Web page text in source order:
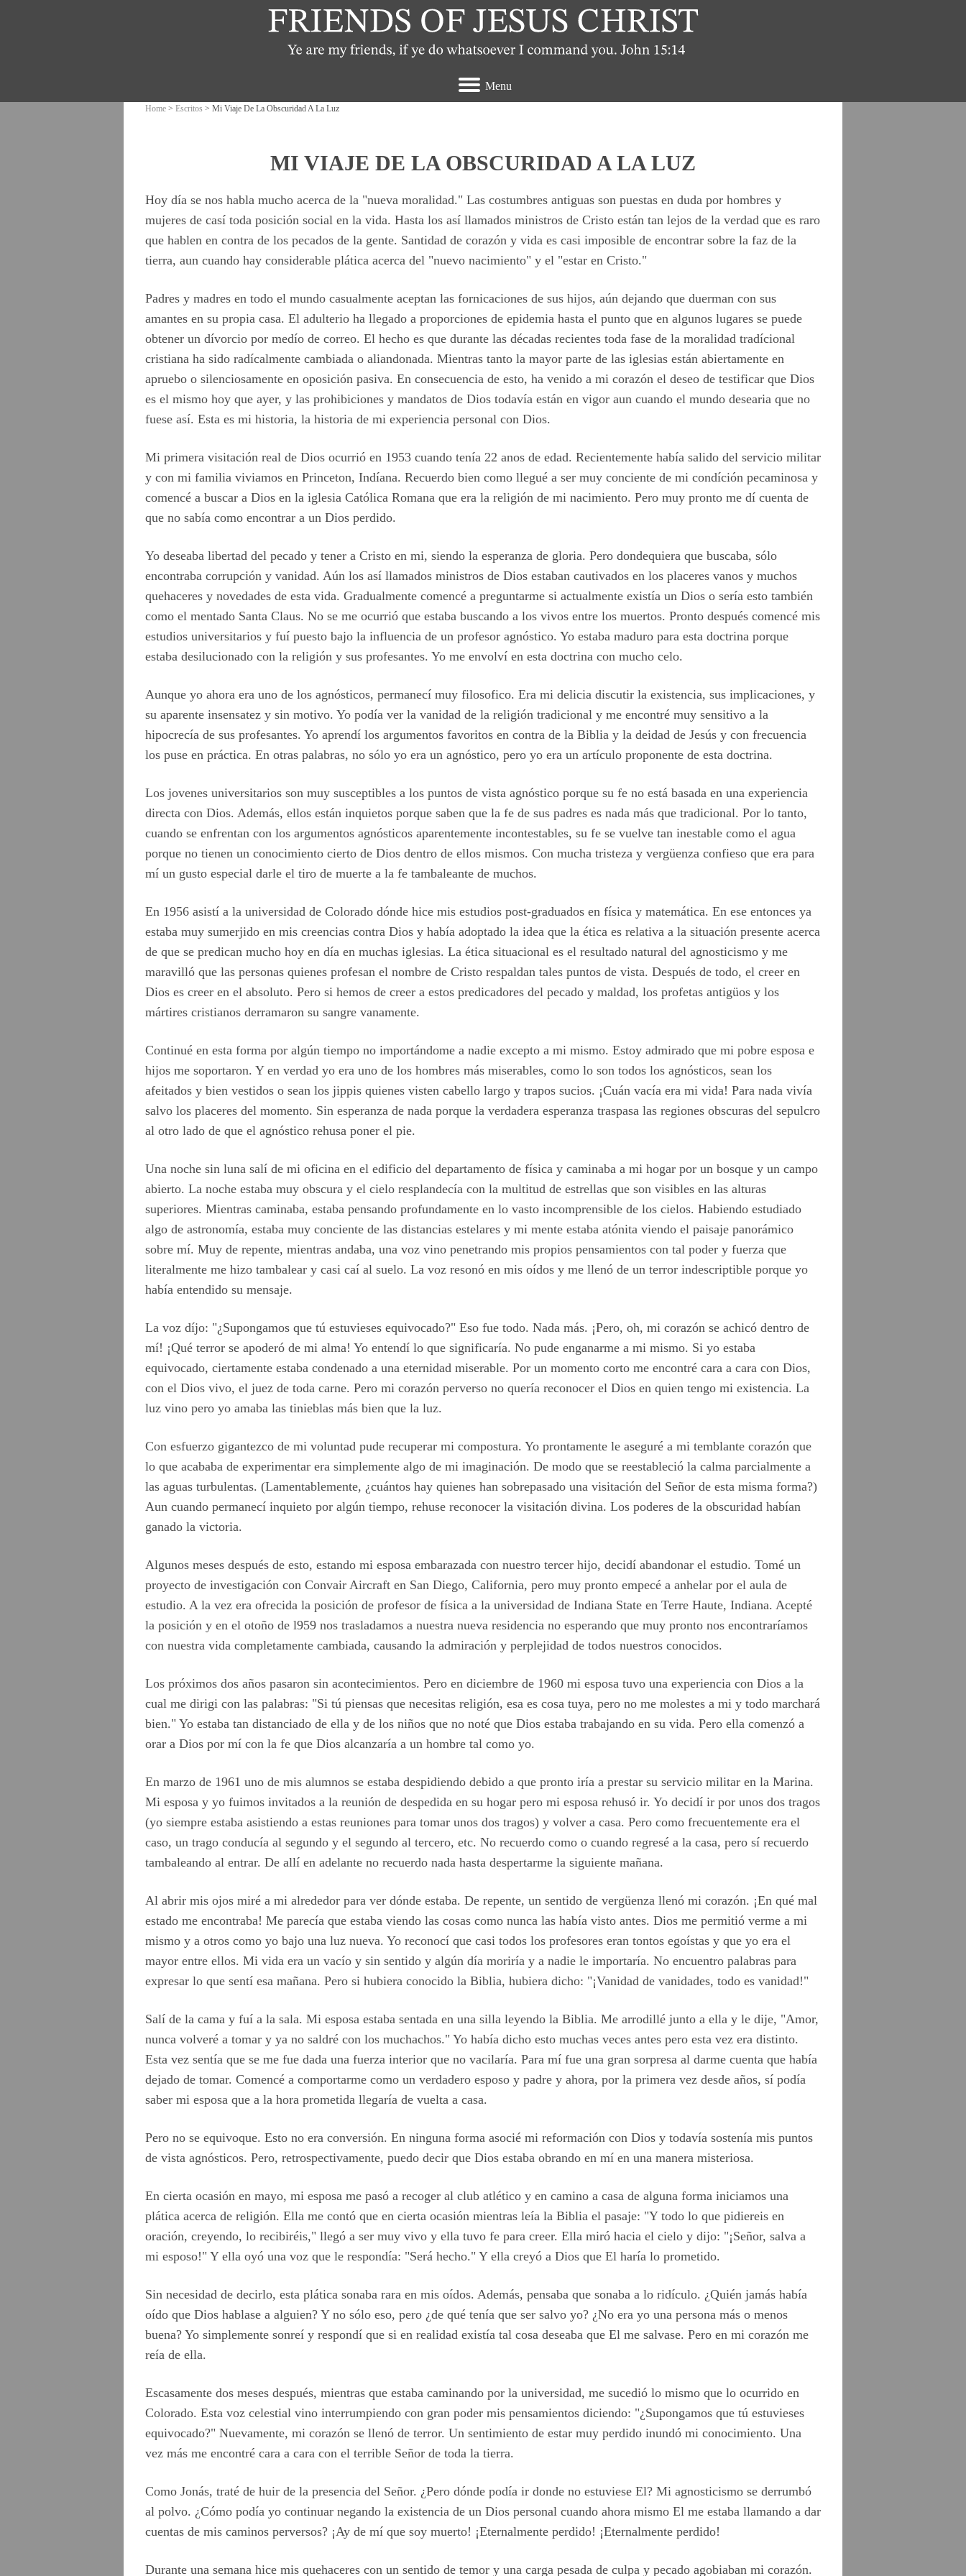
Menu
Home > Escritos > Mi Viaje De La Obscuridad A La Luz
MI VIAJE DE LA OBSCURIDAD A LA LUZ
Hoy día se nos habla mucho acerca de la "nueva moralidad." Las costumbres antiguas son puestas en duda por hombres y
mujeres de casí toda posición social en la vida. Hasta los así llamados ministros de Cristo están tan lejos de la verdad que es raro
que hablen en contra de los pecados de la gente. Santidad de corazón y vida es casi imposible de encontrar sobre la faz de la
tierra, aun cuando hay considerable plática acerca del "nuevo nacimiento" y el "estar en Cristo."
Padres y madres en todo el mundo casualmente aceptan las fornicaciones de sus hijos, aún dejando que duerman con sus
amantes en su propia casa. El adulterio ha llegado a proporciones de epidemia hasta el punto que en algunos lugares se puede
obtener un dívorcio por medío de correo. El hecho es que durante las décadas recientes toda fase de la moralidad tradícional
cristiana ha sido radícalmente cambiada o aliandonada. Mientras tanto la mayor parte de las iglesias están abiertamente en
apruebo o silenciosamente en oposición pasiva. En consecuencia de esto, ha venido a mi corazón el deseo de testificar que Dios
es el mismo hoy que ayer, y las prohibiciones y mandatos de Dios todavía están en vigor aun cuando el mundo desearia que no
fuese así. Esta es mi historia, la historia de mi experiencia personal con Dios.
Mi primera visitación real de Dios ocurrió en 1953 cuando tenía 22 anos de edad. Recientemente había salido del servicio militar
y con mi familia viviamos en Princeton, Indíana. Recuerdo bien como llegué a ser muy conciente de mi condíción pecaminosa y
comencé a buscar a Dios en la iglesia Católica Romana que era la religión de mi nacimiento. Pero muy pronto me dí cuenta de
que no sabía como encontrar a un Dios perdido.
Yo deseaba libertad del pecado y tener a Cristo en mi, siendo la esperanza de gloria. Pero dondequiera que buscaba, sólo
encontraba corrupción y vanidad. Aún los así llamados ministros de Dios estaban cautivados en los placeres vanos y muchos
quehaceres y novedades de esta vida. Gradualmente comencé a preguntarme si actualmente existía un Dios o sería esto también
como el mentado Santa Claus. No se me ocurrió que estaba buscando a los vivos entre los muertos. Pronto después comencé mis
estudios universitarios y fuí puesto bajo la influencia de un profesor agnóstico. Yo estaba maduro para esta doctrina porque
estaba desilucionado con la religión y sus profesantes. Yo me envolví en esta doctrina con mucho celo.
Aunque yo ahora era uno de los agnósticos, permanecí muy filosofico. Era mi delicia discutir la existencia, sus implicaciones, y
su aparente insensatez y sin motivo. Yo podía ver la vanidad de la religión tradicional y me encontré muy sensitivo a la
hipocrecía de sus profesantes. Yo aprendí los argumentos favoritos en contra de la Biblia y la deidad de Jesús y con frecuencia
los puse en práctica. En otras palabras, no sólo yo era un agnóstico, pero yo era un artículo proponente de esta doctrina.
Los jovenes universitarios son muy susceptibles a los puntos de vista agnóstico porque su fe no está basada en una experiencia
directa con Dios. Además, ellos están inquietos porque saben que la fe de sus padres es nada más que tradicional. Por lo tanto,
cuando se enfrentan con los argumentos agnósticos aparentemente incontestables, su fe se vuelve tan inestable como el agua
porque no tienen un conocimiento cierto de Dios dentro de ellos mismos. Con mucha tristeza y vergüenza confieso que era para
mí un gusto especial darle el tiro de muerte a la fe tambaleante de muchos.
En 1956 asistí a la universidad de Colorado dónde hice mis estudios post-graduados en física y matemática. En ese entonces ya
estaba muy sumerjido en mis creencias contra Dios y había adoptado la idea que la ética es relativa a la situación presente acerca
de que se predican mucho hoy en día en muchas iglesias. La ética situacional es el resultado natural del agnosticismo y me
maravilló que las personas quienes profesan el nombre de Cristo respaldan tales puntos de vista. Después de todo, el creer en
Dios es creer en el absoluto. Pero si hemos de creer a estos predicadores del pecado y maldad, los profetas antigüos y los
mártires cristianos derramaron su sangre vanamente.
Continué en esta forma por algún tiempo no importándome a nadie excepto a mi mismo. Estoy admirado que mi pobre esposa e
hijos me soportaron. Y en verdad yo era uno de los hombres más miserables, como lo son todos los agnósticos, sean los
afeitados y bien vestidos o sean los jippis quienes visten cabello largo y trapos sucios. ¡Cuán vacía era mi vida! Para nada vivía
salvo los placeres del momento. Sin esperanza de nada porque la verdadera esperanza traspasa las regiones obscuras del sepulcro
al otro lado de que el agnóstico rehusa poner el pie.
Una noche sin luna salí de mi oficina en el edificio del departamento de física y caminaba a mi hogar por un bosque y un campo
abierto. La noche estaba muy obscura y el cielo resplandecía con la multitud de estrellas que son visibles en las alturas
superiores. Mientras caminaba, estaba pensando profundamente en lo vasto incomprensible de los cielos. Habiendo estudiado
algo de astronomía, estaba muy conciente de las distancias estelares y mi mente estaba atónita viendo el paisaje panorámico
sobre mí. Muy de repente, mientras andaba, una voz vino penetrando mis propios pensamientos con tal poder y fuerza que
literalmente me hizo tambalear y casi caí al suelo. La voz resonó en mis oídos y me llenó de un terror indescriptible porque yo
había entendido su mensaje.
La voz díjo: "¿Supongamos que tú estuvieses equivocado?" Eso fue todo. Nada más. ¡Pero, oh, mi corazón se achicó dentro de
mí! ¡Qué terror se apoderó de mi alma! Yo entendí lo que significaría. No pude enganarme a mi mismo. Si yo estaba
equivocado, ciertamente estaba condenado a una eternidad miserable. Por un momento corto me encontré cara a cara con Dios,
con el Dios vivo, el juez de toda carne. Pero mi corazón perverso no quería reconocer el Dios en quien tengo mi existencia. La
luz vino pero yo amaba las tinieblas más bien que la luz.
Con esfuerzo gigantezco de mi voluntad pude recuperar mi compostura. Yo prontamente le aseguré a mi temblante corazón que
lo que acababa de experimentar era simplemente algo de mi imaginación. De modo que se reestableció la calma parcialmente a
las aguas turbulentas. (Lamentablemente, ¿cuántos hay quienes han sobrepasado una visitación del Señor de esta misma forma?)
Aun cuando permanecí inquieto por algún tiempo, rehuse reconocer la visitación divina. Los poderes de la obscuridad habían
ganado la victoria.
Algunos meses después de esto, estando mi esposa embarazada con nuestro tercer hijo, decidí abandonar el estudio. Tomé un
proyecto de investigación con Convair Aircraft en San Diego, California, pero muy pronto empecé a anhelar por el aula de
estudio. A la vez era ofrecida la posición de profesor de física a la universidad de Indiana State en Terre Haute, Indiana. Acepté
la posición y en el otoño de l959 nos trasladamos a nuestra nueva residencia no esperando que muy pronto nos encontraríamos
con nuestra vida completamente cambiada, causando la admiración y perplejidad de todos nuestros conocidos.
Los próximos dos años pasaron sin acontecimientos. Pero en diciembre de 1960 mi esposa tuvo una experiencia con Dios a la
cual me dirigi con las palabras: "Si tú piensas que necesitas religión, esa es cosa tuya, pero no me molestes a mi y todo marchará
bien." Yo estaba tan distanciado de ella y de los niños que no noté que Dios estaba trabajando en su vida. Pero ella comenzó a
orar a Dios por mí con la fe que Dios alcanzaría a un hombre tal como yo.
En marzo de 1961 uno de mis alumnos se estaba despidiendo debido a que pronto iría a prestar su servicio militar en la Marina.
Mi esposa y yo fuimos invitados a la reunión de despedida en su hogar pero mi esposa rehusó ir. Yo decidí ir por unos dos tragos
(yo siempre estaba asistiendo a estas reuniones para tomar unos dos tragos) y volver a casa. Pero como frecuentemente era el
caso, un trago conducía al segundo y el segundo al tercero, etc. No recuerdo como o cuando regresé a la casa, pero sí recuerdo
tambaleando al entrar. De allí en adelante no recuerdo nada hasta despertarme la siguiente mañana.
Al abrir mis ojos miré a mi alrededor para ver dónde estaba. De repente, un sentido de vergüenza llenó mi corazón. ¡En qué mal
estado me encontraba! Me parecía que estaba viendo las cosas como nunca las había visto antes. Dios me permitió verme a mi
mismo y a otros como yo bajo una luz nueva. Yo reconocí que casi todos los profesores eran tontos egoístas y que yo era el
mayor entre ellos. Mi vida era un vacío y sin sentido y algún día moriría y a nadie le importaría. No encuentro palabras para
expresar lo que sentí esa mañana. Pero si hubiera conocido la Biblia, hubiera dicho: "¡Vanidad de vanidades, todo es vanidad!"
Salí de la cama y fuí a la sala. Mi esposa estaba sentada en una silla leyendo la Biblia. Me arrodillé junto a ella y le dije, "Amor,
nunca volveré a tomar y ya no saldré con los muchachos." Yo había dicho esto muchas veces antes pero esta vez era distinto.
Esta vez sentía que se me fue dada una fuerza interior que no vacilaría. Para mí fue una gran sorpresa al darme cuenta que había
dejado de tomar. Comencé a comportarme como un verdadero esposo y padre y ahora, por la primera vez desde años, sí podía
saber mi esposa que a la hora prometida llegaría de vuelta a casa.
Pero no se equivoque. Esto no era conversión. En ninguna forma asocié mi reformación con Dios y todavía sostenía mis puntos
de vista agnósticos. Pero, retrospectivamente, puedo decir que Dios estaba obrando en mí en una manera misteriosa.
En cierta ocasión en mayo, mi esposa me pasó a recoger al club atlético y en camino a casa de alguna forma iniciamos una
plática acerca de religión. Ella me contó que en cierta ocasión mientras leía la Biblia el pasaje: "Y todo lo que pidiereis en
oración, creyendo, lo recibiréis," llegó a ser muy vivo y ella tuvo fe para creer. Ella miró hacia el cielo y dijo: "¡Señor, salva a
mi esposo!" Y ella oyó una voz que le respondía: "Será hecho." Y ella creyó a Dios que El haría lo prometido.
Sin necesidad de decirlo, esta plática sonaba rara en mis oídos. Además, pensaba que sonaba a lo ridículo. ¿Quién jamás había
oído que Dios hablase a alguien? Y no sólo eso, pero ¿de qué tenía que ser salvo yo? ¿No era yo una persona más o menos
buena? Yo simplemente sonreí y respondí que si en realidad existía tal cosa deseaba que El me salvase. Pero en mi corazón me
reía de ella.
Escasamente dos meses después, mientras que estaba caminando por la universidad, me sucedió lo mismo que lo ocurrido en
Colorado. Esta voz celestial vino interrumpiendo con gran poder mis pensamientos diciendo: "¿Supongamos que tú estuvieses
equivocado?" Nuevamente, mi corazón se llenó de terror. Un sentimiento de estar muy perdido inundó mi conocimiento. Una
vez más me encontré cara a cara con el terrible Señor de toda la tierra.
Como Jonás, traté de huir de la presencia del Señor. ¿Pero dónde podía ir donde no estuviese El? Mi agnosticismo se derrumbó
al polvo. ¿Cómo podía yo continuar negando la existencia de un Dios personal cuando ahora mismo El me estaba llamando a dar
cuentas de mis caminos perversos? ¡Ay de mí que soy muerto! ¡Eternalmente perdido! ¡Eternalmente perdido!
Durante una semana hice mis quehaceres con un sentido de temor y una carga pesada de culpa y pecado agobiaban mi corazón.